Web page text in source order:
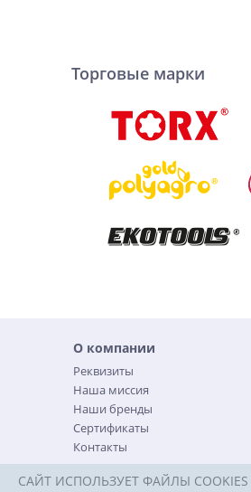
Торговые марки
О компании
Реквизиты
Наша миссия
Наши бренды
Сертификаты
Контакты
САЙТ ИСПОЛЬЗУЕТ ФАЙЛЫ